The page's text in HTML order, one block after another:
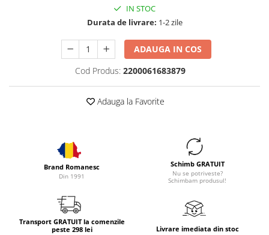
IN STOC
Durata de livrare: 1-2 zile
ADAUGA IN COS
Cod Produs: 2200061683879
Adauga la Favorite
Brand Romanesc
Din 1991
Schimb GRATUIT
Nu se potriveste?
Schimbam produsul!
Transport GRATUIT la comenzile
peste 298 lei
Livrare imediata din stoc